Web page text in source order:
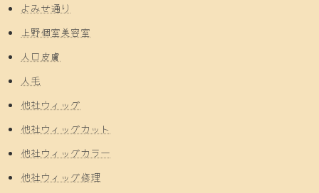
よみせ通り
上野個室美容室
人口皮膚
人毛
他社ウィッグ
他社ウィッグカット
他社ウィッグカラー
他社ウィッグ修理